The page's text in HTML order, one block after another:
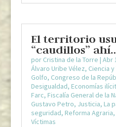
El territorio
“caudillos”
por Cristina de la Torre | Abr
Álvaro Uribe Vélez, Ciencia
Golfo, Congreso de la
Desigualdad, Economías
Farc, Fiscalía General de la
Gustavo Petro, Justicia, La
seguridad, Reforma Agraria,
Víctimas